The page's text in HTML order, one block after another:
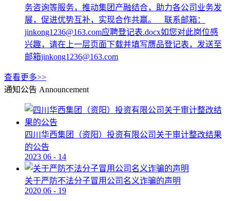
务咨询等服务，推动集团产融结合，助力各公司业务发
展，促进优势互补，实现合作共赢。 联系邮箱：
jinkong1236@163.com应聘登记表.docx如您对此岗位感
兴趣，请在上一层页面下载并填写赝品登记表，发送至
邮箱jinkong1236@163.com
查看更多>>
通知公告 Announcement
四川华西集团（资阳）投资有限公司关于审计整改结果
的公告
2023 06 - 14
关于严防不法分子冒用公司名义诈骗的声明
2020 06 - 19